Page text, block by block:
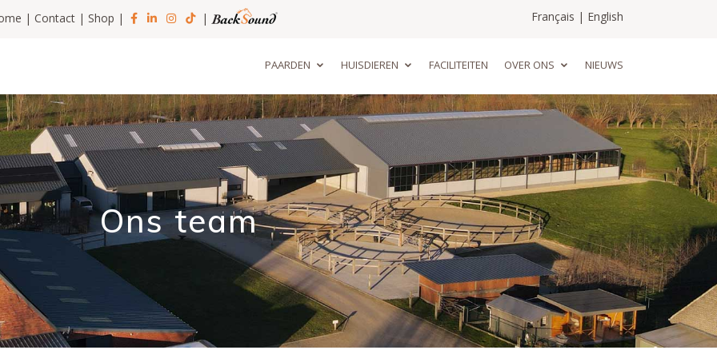
| Contact| Shop | | Français | English
PAARDEN HUISDIEREN FACILITEITEN OVER ONS NIEUWS
Ons team